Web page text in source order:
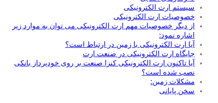
سیستم ارت الکترونیکی
خصوصیات ارت الکترونیکی
از دیگر خصوصیات مهم ارت الکترونیکی می توان به موارد زیر
اشاره نمود:
آیا ارت الکترونیکی با زمین در ارتباط است؟
جایگاه ارت الکترونیکی در صنعت ارت
آیا تاکنون ارت الکترونیکی کنزا صنعت بر روی خودپرداز بانکی
نصب شده است؟
مشکلات زمین:
سخن پایانی